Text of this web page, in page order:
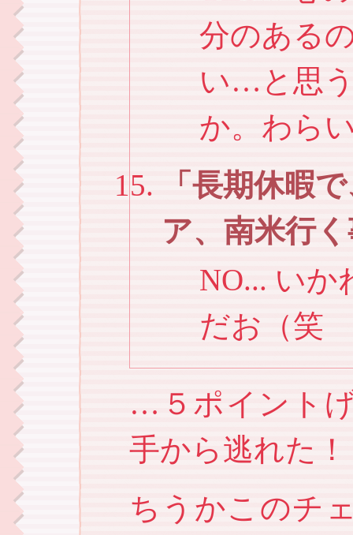
分のある
い…と思
か。わら
長期休暇
ア、南米行
NO... いか
だお（笑
…５ポイント
手から逃れた！
ちうかこのチ